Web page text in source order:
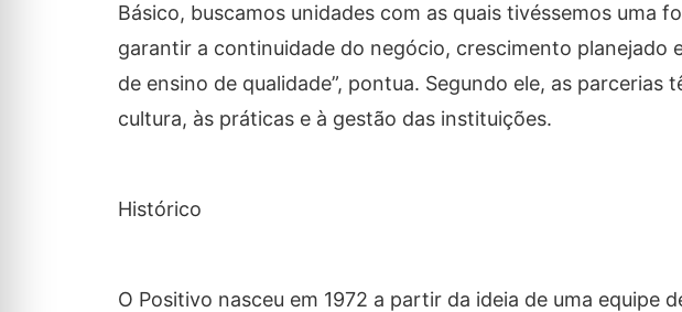
Básico, buscamos unidades com as quais tivéssemos uma
garantir a continuidade do negócio, crescimento planejado
de ensino de qualidade”, pontua. Segundo ele, as
cultura, às práticas e à gestão das instituições.
Histórico
O Positivo nasceu em 1972 a partir da ideia de uma equipe